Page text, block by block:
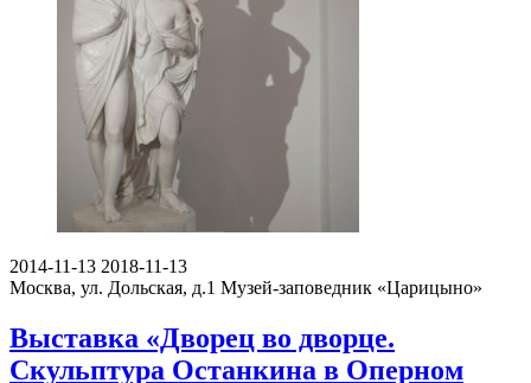
2014-11-13 2018-11-13
Москва, ул. Дольская, д.1 Музей-заповедник «Царицыно»
Выставка «Дворец во дворце.
Скульптура Останкина в Оперном